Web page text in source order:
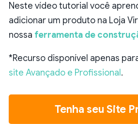
Neste vídeo tutorial você
adicionar um produto na Loja
nossa ferramenta de
*Recurso disponível apenas
site Avançado e Profissional .
Tenha seu Site